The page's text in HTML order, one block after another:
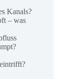
Kanals?
– was